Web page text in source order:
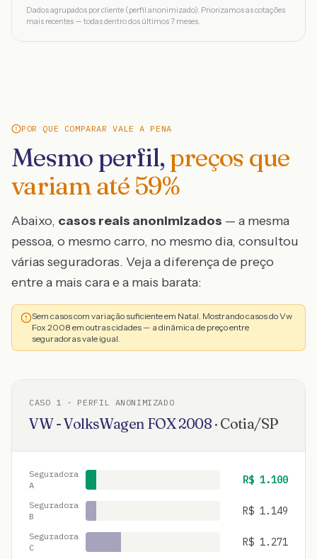
Dados agrupados por cliente (perfil anonimizado). Priorizamos as cotações
mais recentes — todas dentro dos últimos 7 meses.
POR QUE COMPARAR VALE A PENA
Mesmo perfil, preços que
variam até 59%
Abaixo, casos reais anonimizados — a mesma
pessoa, o mesmo carro, no mesmo dia, consultou
várias seguradoras. Veja a diferença de preço
entre a mais cara e a mais barata:
Sem casos com variação suficiente em Natal. Mostrando casos do Vw
Fox 2008 em outras cidades — a dinâmica de preço entre
seguradoras vale igual.
CASO 1 · PERFIL ANONIMIZADO
VW - VolksWagen FOX2008 · Cotia/SP
Seguradora
A
R$ 1.100
Seguradora
B
R$ 1.149
Seguradora
C
R$ 1.271